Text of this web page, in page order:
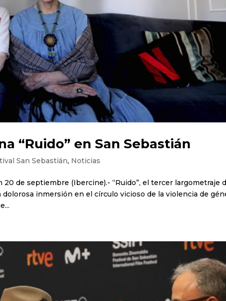
“Ruido” en San Sebastián
San Sebastián, Noticias
20 de septiembre (Ibercine).- “Ruido”, el tercer largometraje
dolorosa inmersión en el círculo vicioso de la violencia de